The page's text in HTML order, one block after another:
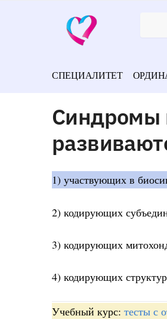
СПЕЦИАЛИТЕТ
Синдромы
1) участвующих в
2) кодирующих
3) кодирующих
4) кодирующих
Учебный курс: тесты с